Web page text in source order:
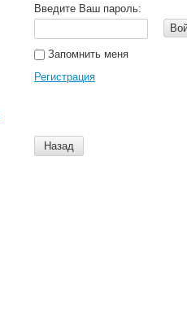
Введите Ваш пароль:
Запомнить меня
Регистрация
Назад